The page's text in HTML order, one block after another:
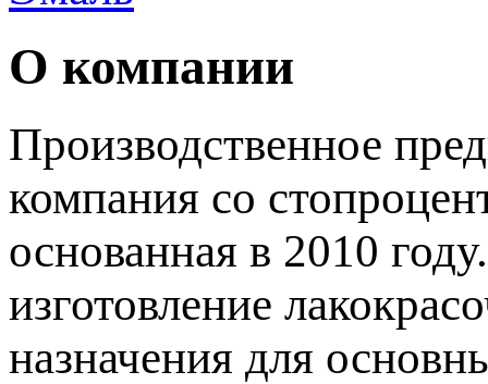
О компании
Производственное
компания со
основанная в 2010
изготовление
назначения для